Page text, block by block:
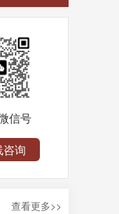
信号
咨询
查看更多>>